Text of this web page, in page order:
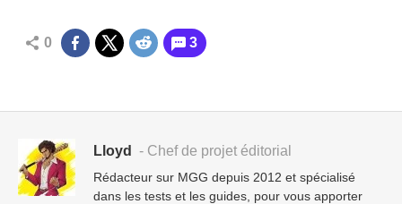
0 3
Lloyd - Chef de projet éditorial
Rédacteur sur MGG depuis 2012 et spécialisé
dans les tests et les guides, pour vous apporter